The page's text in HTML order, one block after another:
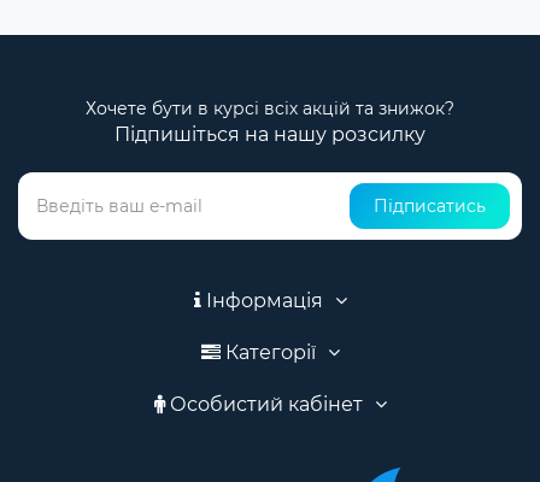
Хочете бути в курсі всіх акцій та знижок?
Підпишіться на нашу розсилку
Підписатись
Інформація
Категорії
Особистий кабінет